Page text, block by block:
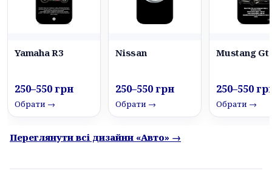
Yamaha R3
250–550 грн
Обрати →
Nissan
250–550 грн
Обрати →
Mustang Gt
250–550
Обрати →
Переглянути всі дизайни «Авто» →